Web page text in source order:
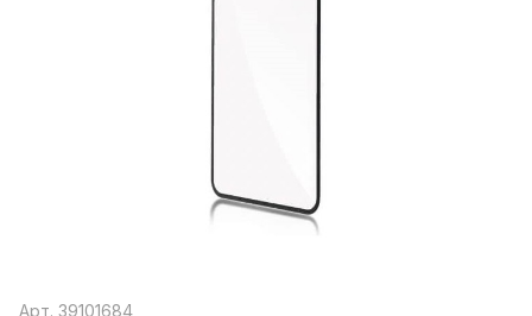
Арт. 39101684